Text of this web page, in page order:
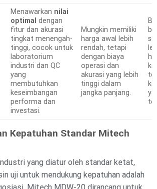
Menawarkan nilai
optimal dengan
fitur dan akurasi
tingkat menengah-
tinggi, cocok untuk
laboratorium
industri dan QC
yang
membutuhkan
keseimbangan
performa dan
investasi.
Mungkin memiliki
harga awal lebih
rendah, tetapi
dengan biaya
operasi dan
akurasi yang lebih
tinggi dalam
jangka panjang.
Kepatuhan Standar Mitech
yang diatur oleh standar ketat,
uji untuk mendukung kepatuhan adalah